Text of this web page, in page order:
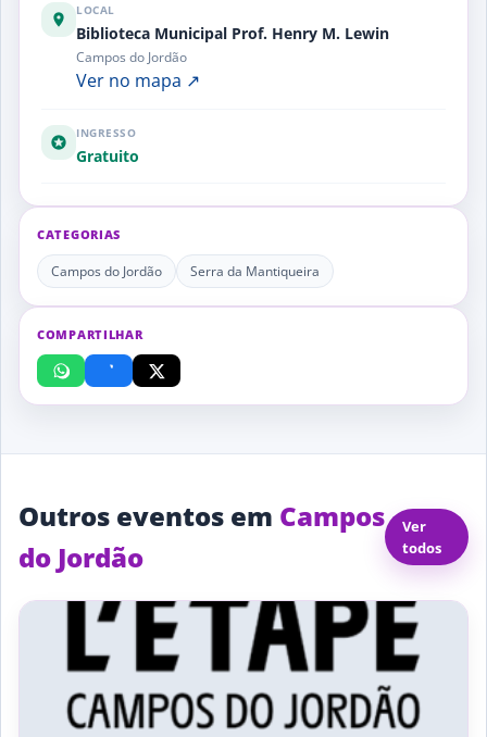
LOCAL
Biblioteca Municipal Prof. Henry M. Lewin
Campos do Jordão
Ver no mapa ↗
INGRESSO
Gratuito
CATEGORIAS
Campos do Jordão Serra da Mantiqueira
COMPARTILHAR
Outros eventos em Campos
do Jordão
Ver
todos